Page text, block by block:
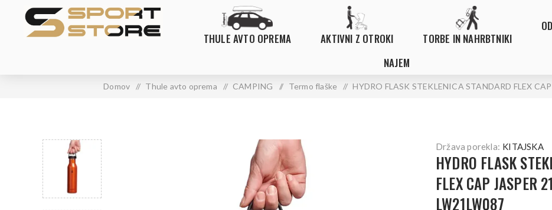
THULE AVTO OPREMA AKTIVNI Z OTROKI TORBE IN NAHRBTNIKI
NAJEM
Domov / Thule avto oprema / CAMPING / Termo flaške / HYDRO FLASK STEKLENICA STANDARD FLEX
Država porekla: KITAJSKA
HYDRO FLASK
FLEX CAP JASPER
LW21LW087